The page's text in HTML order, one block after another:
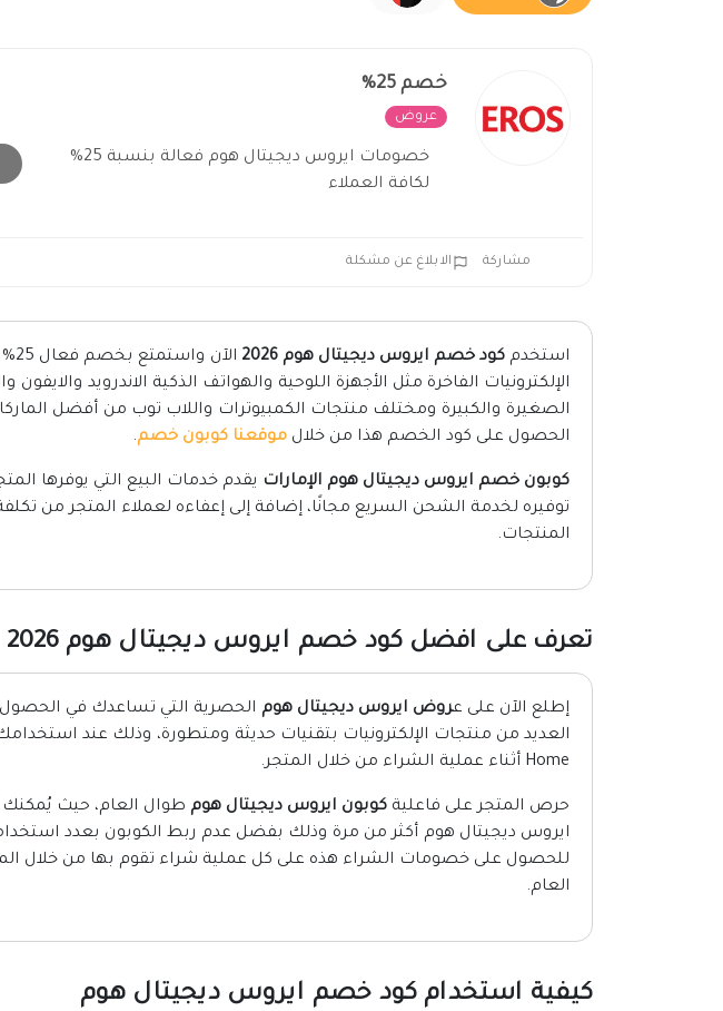
خصم 25%
عروض
خصومات ايروس ديجيتال هوم فعالة بنسبة 25%
لكافة العملاء
مشاركة الابلاغ عن مشكلة
استخدم كود خصم ايروس ديجيتال هوم 2026
الإلكترونيات الفاخرة مثل الأجهزة اللوحية والهواتف الذكية الاندرويد والايفون
الصغيرة والكبيرة ومختلف منتجات الكمبيوترات واللاب توب من أفضل
الحصول على كود الخصم هذا من خلال موقعنا كوبون خصم.
كوبون خصم ايروس ديجيتال هوم الإمارات يقدم خدمات البيع التي يوفرها
توفيره لخدمة الشحن السريع مجانًا، إضافة إلى إعفاءه لعملاء المتجر من
المنتجات.
تعرف على افضل كود خصم ايروس ديجيتال هوم 2026
إطلع الآن على عروض ايروس ديجيتال هوم الحصرية التي تساعدك في
Home أثناء عملية الشراء من خلال المتجر.
حرص المتجر على فاعلية كوبون ايروس ديجيتال هوم طوال العام، حيث
ايروس ديجيتال هوم أكثر من مرة وذلك بفضل عدم ربط الكوبون بعدد
للحصول على خصومات الشراء هذه على كل عملية شراء تقوم بها من خلال
العام.
كيفية استخدام كود خصم ايروس ديجيتال هوم